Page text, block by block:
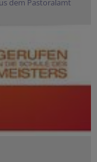
dem Pastoralamt